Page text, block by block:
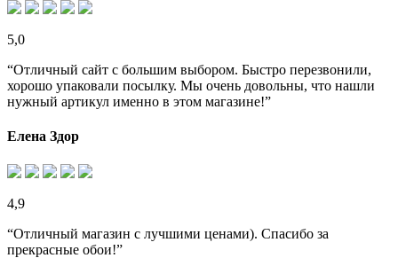
5,0
“Отличный сайт с большим выбором. Быстро перезвонили,
хорошо упаковали посылку. Мы очень довольны, что нашли
нужный артикул именно в этом магазине!”
Елена Здор
4,9
“Отличный магазин с лучшими ценами). Спасибо за
прекрасные обои!”